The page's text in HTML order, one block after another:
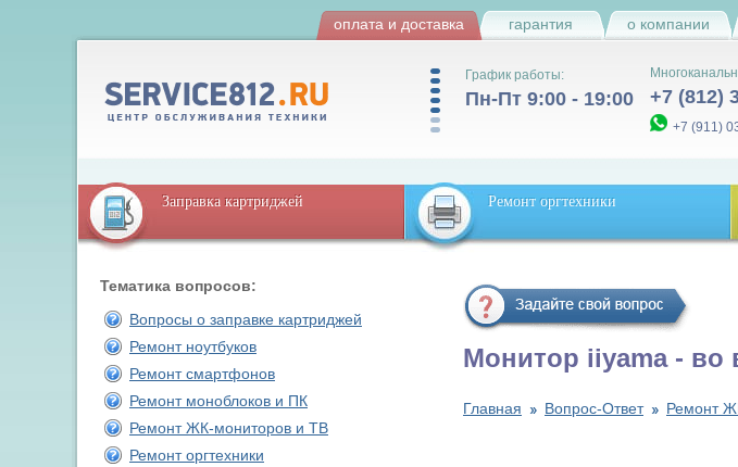
оплата и доставка гарантия о компании
График работы:
Пн-Пт 9:00 - 19:00 +7 (812)
+7 (911)
Заправка картриджей Ремонт оргтехники
Тематика вопросов:
Вопросы о заправке картриджей
Ремонт ноутбуков
Ремонт смартфонов
Ремонт моноблоков и ПК
Ремонт ЖК-мониторов и ТВ
Ремонт оргтехники
Монитор iiyama - во
Главная Вопрос-Ответ Ремонт